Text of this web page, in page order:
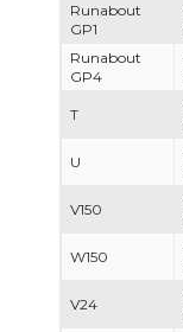
Runabout
GP1
Runabout
GP4
T
U
V150
W150
V24